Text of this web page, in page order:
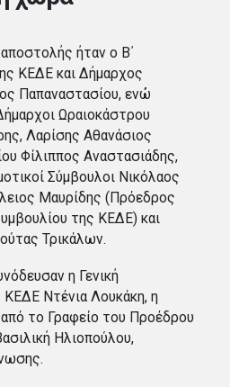
ήταν ο Β΄
ΚΕΔΕ και Δήμαρχος
Παπαναστασίου, ενώ
Ωραιοκάστρου
Λαρίσης Αθανάσιος
Φίλιππος Αναστασιάδης,
Σύμβουλοι Νικόλαος
Μαυρίδης (Πρόεδρος
της ΚΕΔΕ) και
Τρικάλων.
η Γενική
ΚΕΔΕ Ντένια Λουκάκη, η
το Γραφείο του Προέδρου
Ηλιοπούλου,